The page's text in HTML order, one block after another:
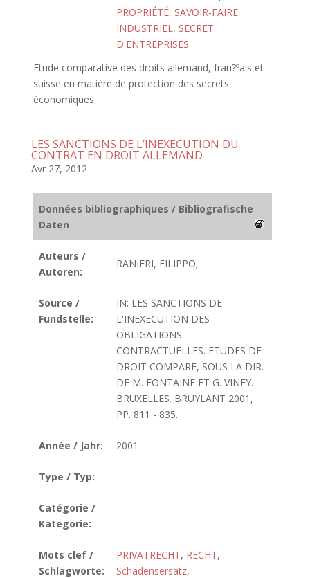
PROPRIÉTÉ, SAVOIR-FAIRE
INDUSTRIEL, SECRET
D'ENTREPRISES
Etude comparative des droits allemand, fran?ºais et
suisse en matière de protection des secrets
économiques.
LES SANCTIONS DE L’INEXECUTION DU
CONTRAT EN DROIT ALLEMAND
Avr 27, 2012
Données bibliographiques / Bibliografische
Daten
Auteurs /
Autoren:
RANIERI, FILIPPO;
Source /
Fundstelle:
IN: LES SANCTIONS DE
L'INEXECUTION DES
OBLIGATIONS
CONTRACTUELLES. ETUDES DE
DROIT COMPARE, SOUS LA DIR.
DE M. FONTAINE ET G. VINEY.
BRUXELLES. BRUYLANT 2001,
PP. 811 - 835.
Année / Jahr: 2001
Type / Typ:
Catégorie /
Kategorie:
Mots clef /
Schlagworte:
PRIVATRECHT, RECHT,
Schadensersatz,